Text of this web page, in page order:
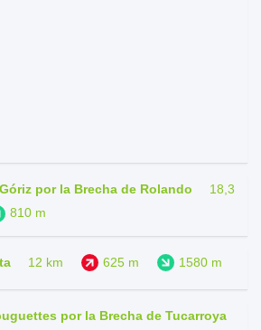
por la Brecha de Rolando
18,3
810 m
12 km 625 m 1580 m
por la Brecha de Tucarroya